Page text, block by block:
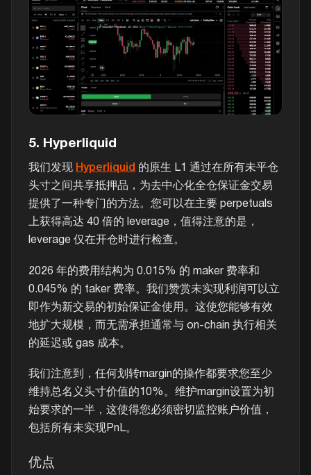
5. Hyperliquid
我们发现 Hyperliquid 的原生 L1 通过在所有未平仓
头寸之间共享抵押品，为去中心化全仓保证金交易
提供了一种专门的方法。您可以在主要 perpetuals
上获得高达 40 倍的 leverage，值得注意的是，
leverage 仅在开仓时进行检查。
2026 年的费用结构为 0.015% 的 maker 费率和
0.045% 的 taker 费率。我们赞赏未实现利润可以立
即作为新交易的初始保证金使用。这使您能够有效
地扩大规模，而无需承担通常与 on-chain 执行相关
的延迟或 gas 成本。
我们注意到，任何划转margin的操作都要求您至少
维持总名义头寸价值的10%。维护margin设置为初
始要求的一半，这使得您必须密切监控账户价值，
包括所有未实现PnL。
优点